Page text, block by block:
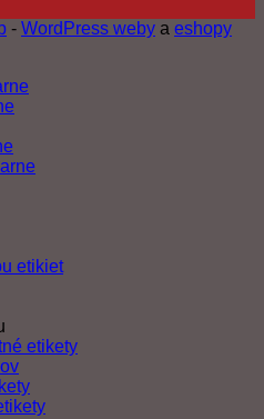
- WordPress weby a eshopy
etikiet
etikety